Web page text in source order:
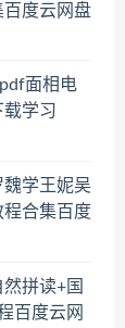
度云网盘
面相电
学习
魏学王妮吴
合集百度
拼读+国
百度云网